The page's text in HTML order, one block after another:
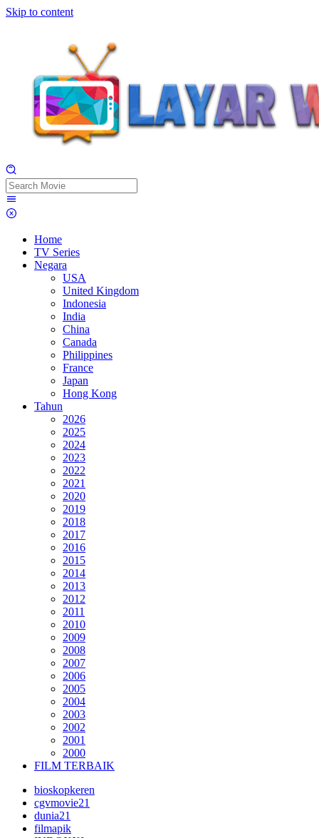
Skip to content
Home
TV Series
Negara
USA
United Kingdom
Indonesia
India
China
Canada
Philippines
France
Japan
Hong Kong
Tahun
2026
2025
2024
2023
2022
2021
2020
2019
2018
2017
2016
2015
2014
2013
2012
2011
2010
2009
2008
2007
2006
2005
2004
2003
2002
2001
2000
FILM TERBAIK
bioskopkeren
cgvmovie21
dunia21
filmapik